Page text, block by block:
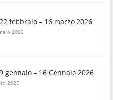
febbraio – 16 marzo 2026
2026
gennaio – 16 Gennaio 2026
2026